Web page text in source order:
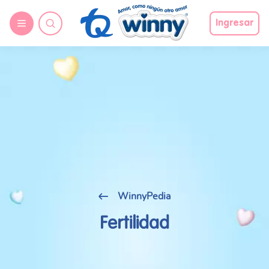
Ingresar
WinnyPedia
Fertilidad